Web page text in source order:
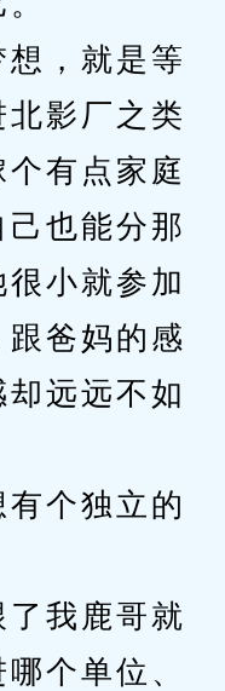
，就是等
影厂之类
有点家庭
也能分那
小就参加
爸妈的感
远远不如
个独立的
我鹿哥就
个单位、